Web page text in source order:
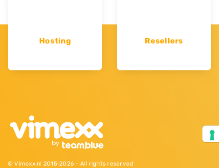
Hosting Resellers
© Vimexx.nl 2015‐2026 - All rights reserved